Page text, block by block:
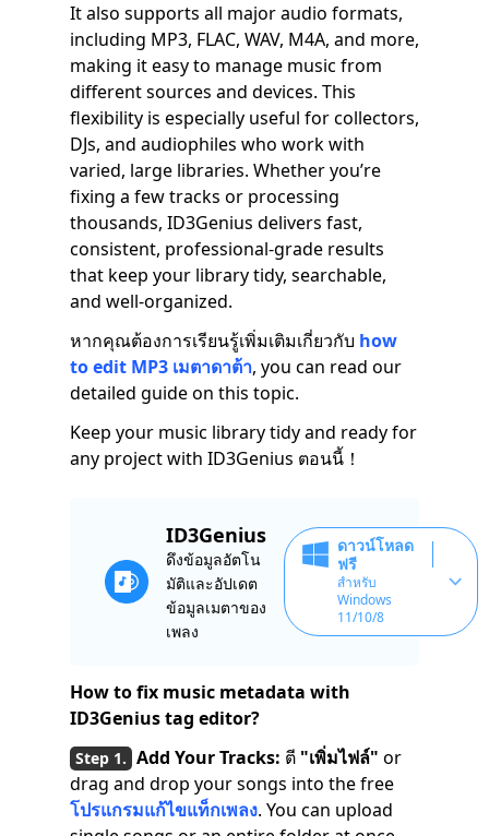
It also supports all major audio formats,
including MP3, FLAC, WAV, M4A, and more,
making it easy to manage music from
different sources and devices. This
flexibility is especially useful for collectors,
DJs, and audiophiles who work with
varied, large libraries. Whether you’re
fixing a few tracks or processing
thousands, ID3Genius delivers fast,
consistent, professional-grade results
that keep your library tidy, searchable,
and well-organized.
หากคุณต้องการเรียนรู้เพิ่มเติมเกี่ยวกับ how
to edit MP3 เมตาดาต้า, you can read our
detailed guide on this topic.
Keep your music library tidy and ready for
any project with ID3Genius ตอนนี้！
ID3Genius
ดึงข้อมูลอัตโน
มัติและอัปเดต
ข้อมูลเมตาของ
เพลง
ดาวน์โหลด
ฟรี
สำหรับ
Windows
11/10/8
How to fix music metadata with
ID3Genius tag editor?
Add Your Tracks: ตี "เพิ่มไฟล์" or
drag and drop your songs into the free
โปรแกรมแก้ไขแท็กเพลง. You can upload